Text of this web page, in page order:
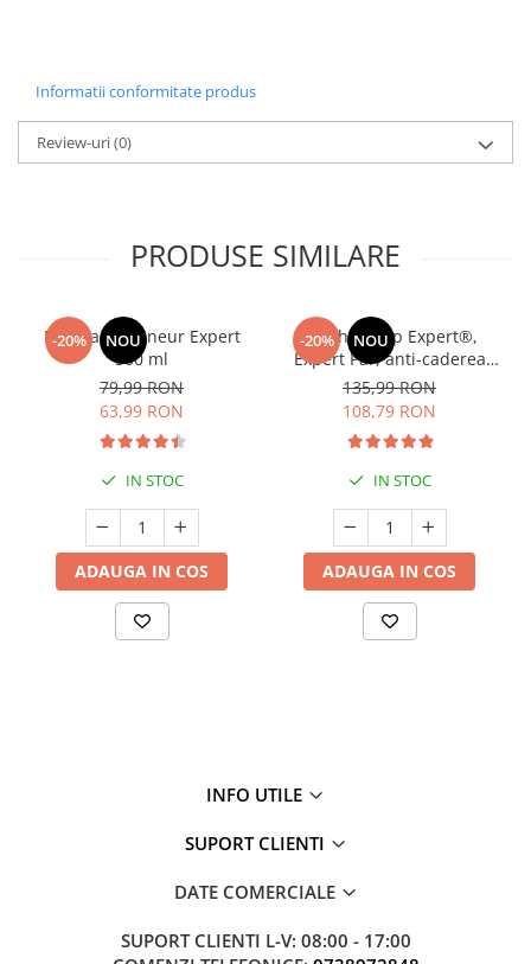
Informatii conformitate produs
Review-uri(0)
PRODUSE SIMILARE
-20% NOU
Manhaē Draineur Expert
500 ml
79,99 RON
63,99 RON
IN STOC
ADAUGA IN COS
-20% NOU
Manhaé Cap Expert®,
Expert Par, anti-caderea
parului, par alb, fortifiere *
120 cps
135,99 RON
108,79 RON
IN STOC
ADAUGA IN COS
INFO UTILE
SUPORT CLIENTI
DATE COMERCIALE
SUPORT CLIENTI L-V: 08:00 - 17:00